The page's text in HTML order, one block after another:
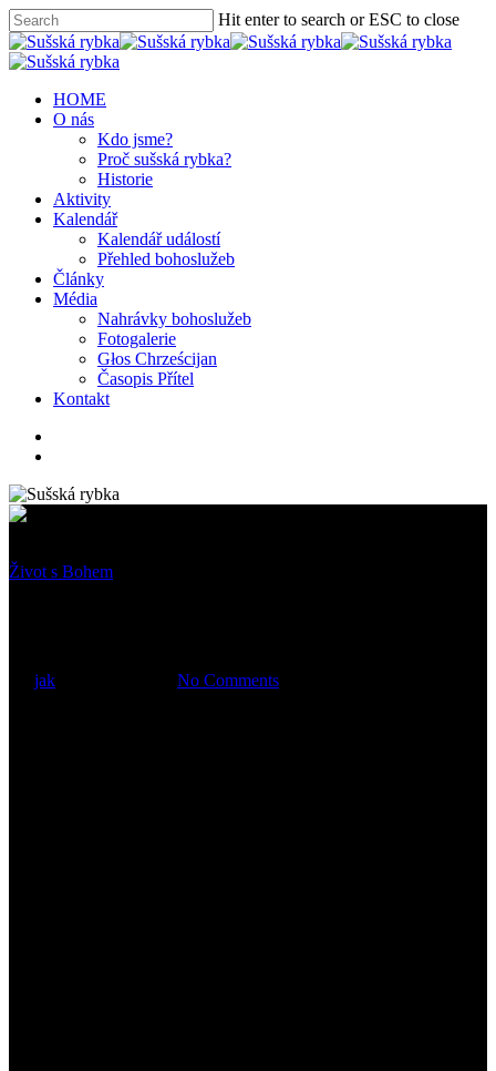
Hit enter to search or ESC to close
HOME
O nás
Kdo jsme?
Proč sušská rybka?
Historie
Aktivity
Kalendář
Kalendář událostí
Přehled bohoslužeb
Články
Média
Nahrávky bohoslužeb
Fotogalerie
Głos Chrześcijan
Časopis Přítel
Kontakt
Život s Bohem
jak No Comments